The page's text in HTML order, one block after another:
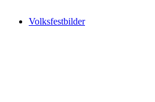
Volksfestbilder